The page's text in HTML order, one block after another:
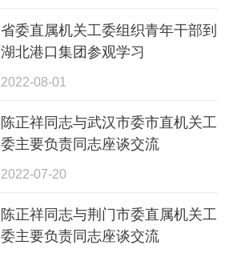
省委直属机关工委组织青年干部到
湖北港口集团参观学习
2022-08-01
陈正祥同志与武汉市委市直机关工
委主要负责同志座谈交流
2022-07-20
陈正祥同志与荆门市委直属机关工
委主要负责同志座谈交流